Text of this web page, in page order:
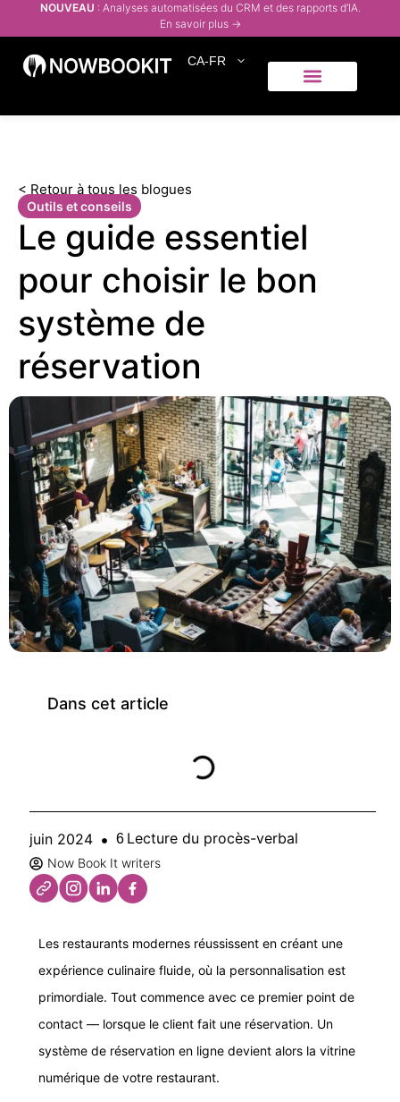
NOUVEAU : Analyses automatisées du CRM et des rapports d’IA.
En savoir plus →
CA-FR
< Retour à tous les blogues
Outils et conseils
Le guide essentiel
pour choisir le bon
système de
réservation
Dans cet article
juin 2024 6 Lecture du procès-verbal
Now Book It writers
Les restaurants modernes réussissent en créant une
expérience culinaire fluide, où la personnalisation est
primordiale. Tout commence avec ce premier point de
contact — lorsque le client fait une réservation. Un
système de réservation en ligne devient alors la vitrine
numérique de votre restaurant.